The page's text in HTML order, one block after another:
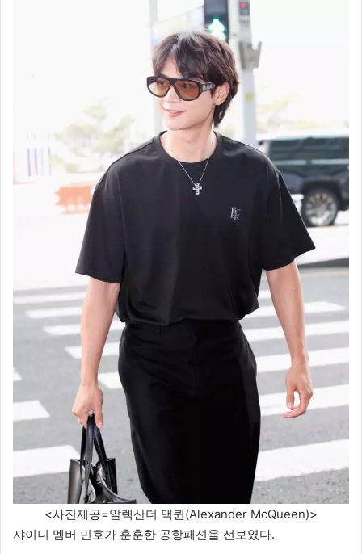
<사진제공=알렉산더 맥퀸(Alexander McQueen)>
샤이니 멤버 민호가 훈훈한 공항패션을 선보였다.